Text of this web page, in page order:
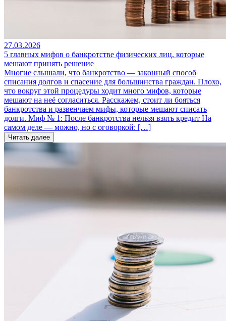
27.03.2026
5 главных мифов о банкротстве физических лиц, которые
мешают принять решение
Многие слышали, что банкротство — законный способ
списания долгов и спасение для большинства граждан. Плохо,
что вокруг этой процедуры ходит много мифов, которые
мешают на неё согласиться. Расскажем, стоит ли бояться
банкротства и развенчаем мифы, которые мешают списать
долги. Миф № 1: После банкротства нельзя взять кредит На
самом деле — можно, но с оговоркой: […]
Читать далее